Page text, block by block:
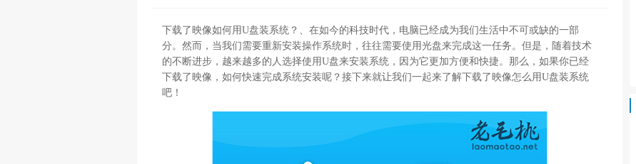
下载了映像如何用U盘装系统？、在如今的科技时代，电脑已经成为我们生活中不可或缺的一部
分。然而，当我们需要重新安装操作系统时，往往需要使用光盘来完成这一任务。但是，随着技术
的不断进步，越来越多的人选择使用U盘来安装系统，因为它更加方便和快捷。那么，如果你已经
下载了映像，如何快速完成系统安装呢？接下来就让我们一起来了解下载了映像怎么用U盘装系统
吧！